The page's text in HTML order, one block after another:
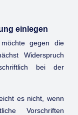
einlegen
gegen die
Widerspruch
bei der
es nicht, wenn
Vorschriften